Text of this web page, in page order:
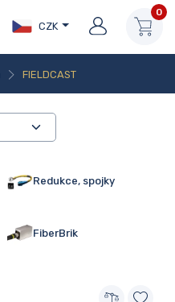
CZK
0
FIELDCAST
Redukce, spojky
FiberBrik